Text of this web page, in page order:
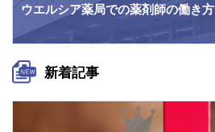
ウエルシア薬局での薬剤師の働き
新着記事